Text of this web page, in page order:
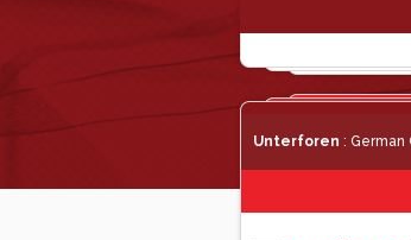
Unterforen : German